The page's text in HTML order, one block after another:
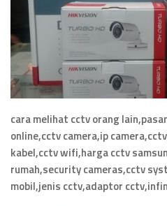
cara melihat cctv orang
online,cctv camera,ip
kabel,cctv wifi,harga cctv
rumah,security cameras,cctv
mobil,jenis cctv,adaptor